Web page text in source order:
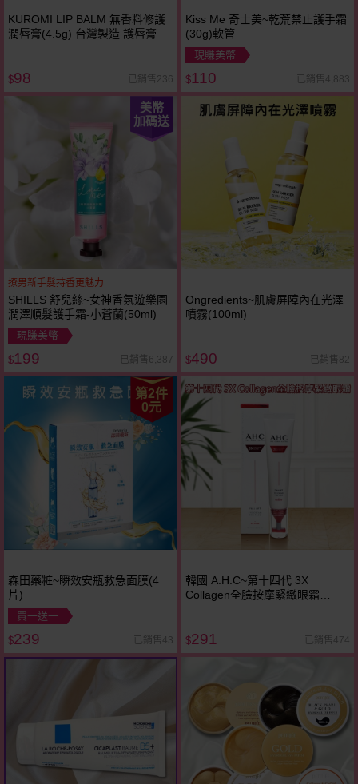
KUROMI LIP BALM 無香料修護
潤唇膏(4.5g) 台灣製造 護唇膏
$98 已銷售236
Kiss Me 奇士美~乾荒禁止護手霜
(30g)軟管
現賺美幣
$110 已銷售4,883
美幣
加碼送
撩男新手髮持香更魅力
SHILLS 舒兒絲~女神香氛遊樂園
潤澤順髮護手霜-小蒼蘭(50ml)
現賺美幣
$199 已銷售6,387
Ongredients~肌膚屏障內在光澤
噴霧(100ml)
$490 已銷售82
第2件
0元
森田藥粧~瞬效安瓶救急面膜(4
片)
買一送一
$239 已銷售43
韓國 A.H.C~第十四代 3X
Collagen全臉按摩緊緻眼霜
$291 已銷售474